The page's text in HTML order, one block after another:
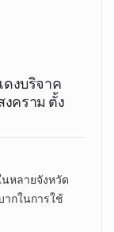
งบริจาค
คราม ตั้ง
หลายจังหวัด
กในการใช้